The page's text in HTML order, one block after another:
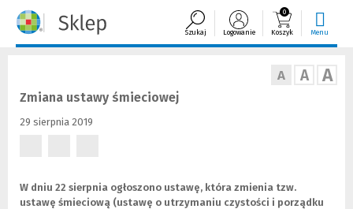
Szukaj Logowanie
0
Koszyk Menu
A A A
Zmiana ustawy śmieciowej
29 sierpnia 2019
W dniu 22 sierpnia ogłoszono ustawę, która zmienia tzw.
ustawę śmieciową (ustawę o utrzymaniu czystości i porządku